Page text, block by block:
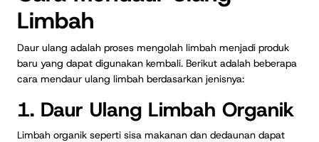
Limbah
Daur ulang adalah proses mengolah limbah menjadi produk
baru yang dapat digunakan kembali. Berikut adalah beberapa
cara mendaur ulang limbah berdasarkan jenisnya:
1. Daur Ulang Limbah Organik
Limbah organik seperti sisa makanan dan dedaunan dapat